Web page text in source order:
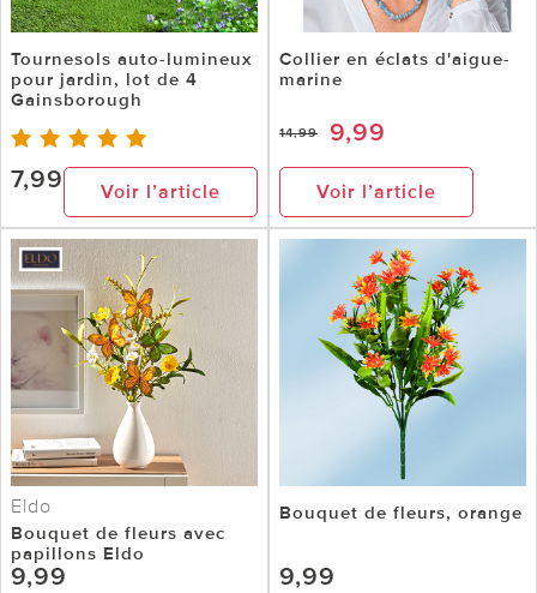
Tournesols auto-lumineux
pour jardin, lot de 4
Gainsborough
7,99 Voir l’article
Collier en éclats d'aigue-
marine
14,99 9,99
Voir l’article
Eldo
Bouquet de fleurs avec
papillons Eldo
9,99
Bouquet de fleurs, orange
9,99